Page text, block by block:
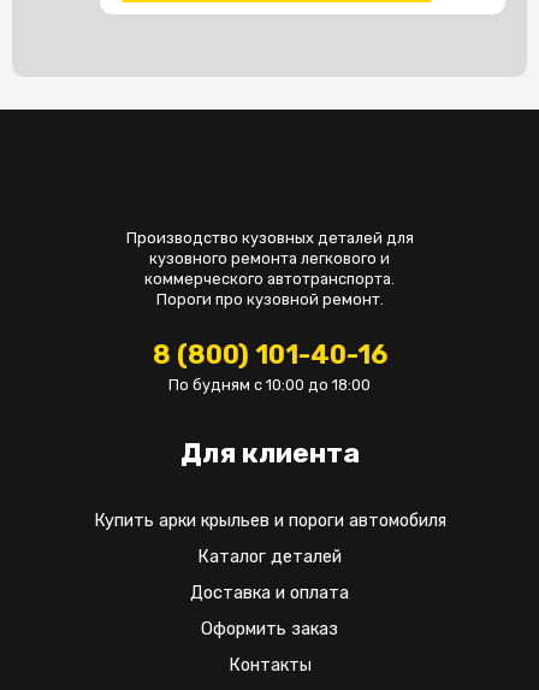
Производство кузовных деталей для
кузовного ремонта легкового и
коммерческого автотранспорта.
Пороги про кузовной ремонт.
8 (800) 101-40-16
По будням с 10:00 до 18:00
Для клиента
Купить арки крыльев и пороги автомобиля
Каталог деталей
Доставка и оплата
Оформить заказ
Контакты